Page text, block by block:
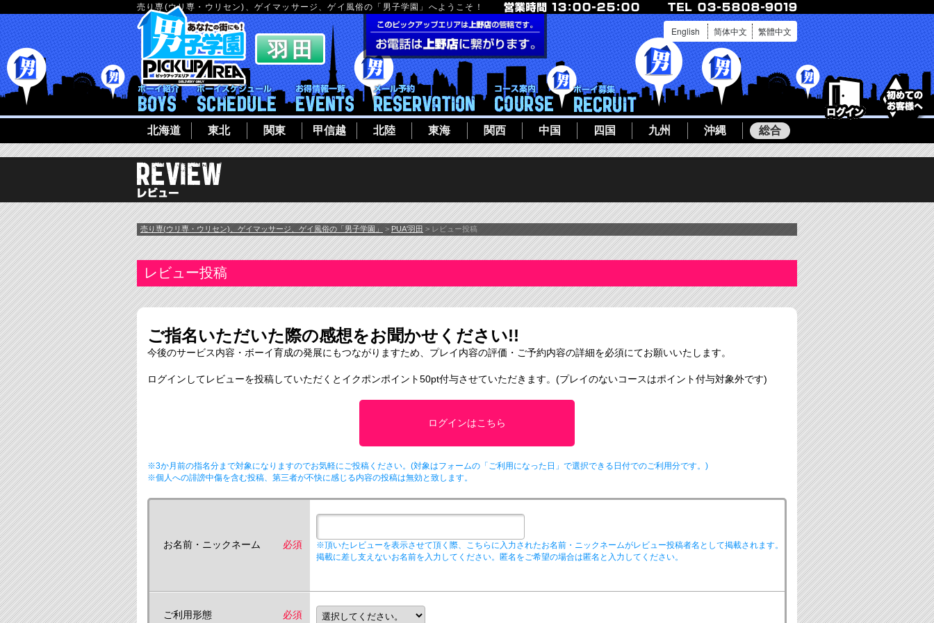
売り専(ウリ専・ウリセン)、ゲイマッサージ、ゲイ風俗の「男子学園」へようこそ！
English 简体中文 繁體中文
北海道 東北 関東 甲信越 北陸 東海 関西 中国 四国 九州 沖縄 総合
ボーイ紹介 ボーイシフト イベント一覧 メール予約 コース案内 ボーイ募集
ログイン
売り専(ウリ専・ウリセン)、ゲイマッサージ、ゲイ風俗の「男子学園」 > PUA'羽田 > レビュー投稿
レビュー投稿
ご指名いただいた際の感想をお聞かせください!!
今後のサービス内容・ボーイ育成の発展にもつながりますため、プレイ内容の評価・ご予約内容の詳細を必須にてお願いいたします。
ログインしてレビューを投稿していただくとイクポンポイント50pt付与させていただきます。(プレイのないコースはポイント付与対象外です)
ログインはこちら
※3か月前の指名分まで対象になりますのでお気軽にご投稿ください。(対象はフォームの「ご利用になった日」で選択できる日付でのご利用分です。)
※個人への誹謗中傷を含む投稿、第三者が不快に感じる内容の投稿は無効と致します。
お名前・ニックネーム 必須
※頂いたレビューを表示させて頂く際、こちらに入力されたお名前・ニックネームがレビュー投稿者名として掲載されます。
掲載に差し支えないお名前を入力してください。匿名をご希望の場合は匿名と入力してください。
ご利用形態 必須